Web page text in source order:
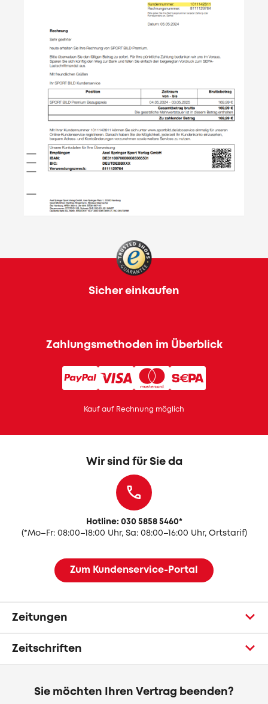
Zahlungsmethoden im Überblick
Kauf auf Rechnung möglich
Sicher einkaufen
Wir sind für Sie da
Hotline: 030 5858 5460*
(*Mo–Fr: 08:00–18:00 Uhr, Sa: 08:00–16:00 Uhr, Ortstarif)
Zum Kundenservice-Portal
Zeitungen
Zeitschriften
Sie möchten Ihren Vertrag beenden?